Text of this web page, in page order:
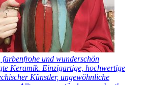
farbenfrohe und wunderschön
Keramik. Einzigartige, hochwertige
Künstler, ungewöhnliche